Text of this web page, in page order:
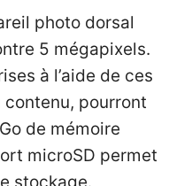
photo dorsal
5 mégapixels.
à l’aide de ces
pourront
de mémoire
microSD permet